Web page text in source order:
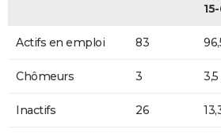
Actifs en emploi 83
Chômeurs 3 3,5
Inactifs 26